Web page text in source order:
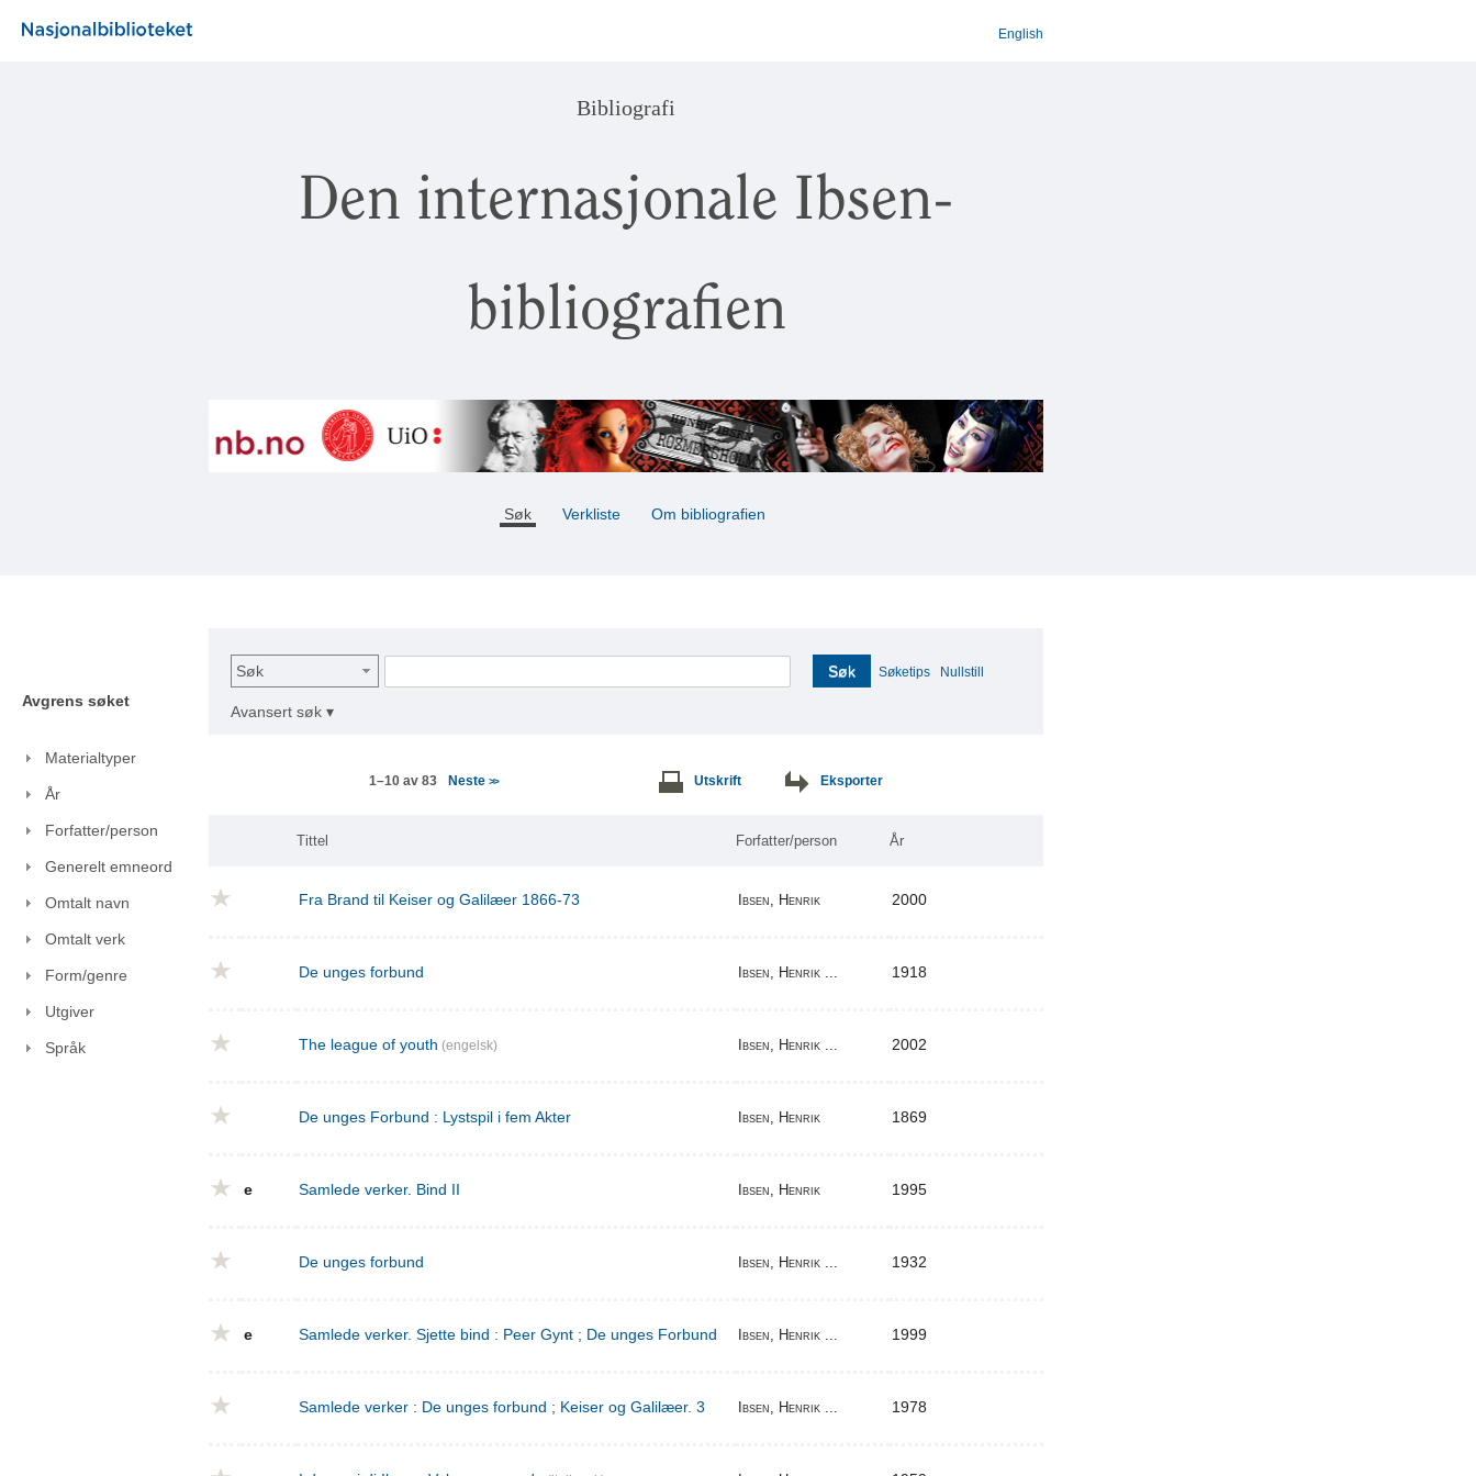
English
Bibliografi
Den internasjonale Ibsen-
bibliografien
Søk Verkliste Om bibliografien
Avgrens søket
Materialtyper
År
Forfatter/person
Generelt emneord
Omtalt navn
Omtalt verk
Form/genre
Utgiver
Språk
Søk Søk Søketips Nullstill
Avansert søk ▾
1–10 av 83 Neste>> Utskrift Eksporter
Tittel Forfatter/person År
Fra Brand til Keiser og Galilæer 1866-73 Ibsen, Henrik 2000
De unges forbund Ibsen, Henrik ... 1918
The league of youth (engelsk) Ibsen, Henrik ... 2002
De unges Forbund : Lystspil i fem Akter Ibsen, Henrik 1869
e Samlede verker. Bind II Ibsen, Henrik 1995
De unges forbund Ibsen, Henrik ... 1932
e Samlede verker. Sjette bind : Peer Gynt ; De unges Forbund Ibsen, Henrik ... 1999
Samlede verker : De unges forbund ; Keiser og Galilæer. 3 Ibsen, Henrik ... 1978